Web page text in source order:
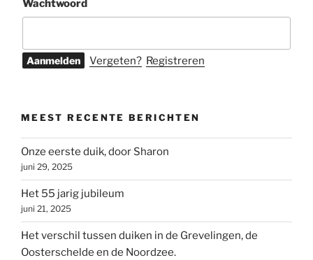
Wachtwoord
Vergeten? Registreren
MEEST RECENTE BERICHTEN
Onze eerste duik, door Sharon
juni 29, 2025
Het 55 jarig jubileum
juni 21, 2025
Het verschil tussen duiken in de Grevelingen, de
Oosterschelde en de Noordzee.